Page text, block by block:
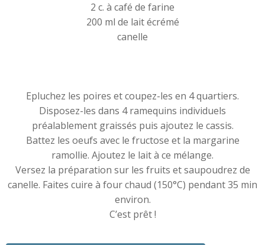
2 c. à café de farine
200 ml de lait écrémé
canelle
Epluchez les poires et coupez-les en 4 quartiers.
Disposez-les dans 4 ramequins individuels
préalablement graissés puis ajoutez le cassis.
Battez les oeufs avec le fructose et la margarine
ramollie. Ajoutez le lait à ce mélange.
Versez la préparation sur les fruits et saupoudrez de
canelle. Faites cuire à four chaud (150°C) pendant 35 min
environ.
C’est prêt !